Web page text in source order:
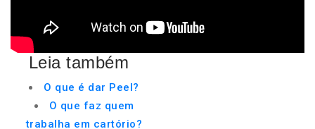
Leia também
O que é dar Peel?
O que faz quem
trabalha em cartório?